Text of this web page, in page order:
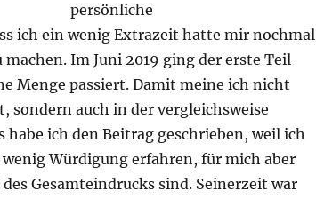
persönliche
ich ein wenig Extrazeit hatte mir nochmal
Im Juni 2019 ging der erste Teil
Menge passiert. Damit meine ich nicht
sondern auch in der vergleichsweise
ich den Beitrag geschrieben, weil ich
Würdigung erfahren, für mich aber
Gesamteindrucks sind. Seinerzeit war